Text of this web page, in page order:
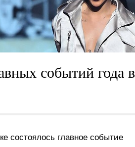
событий года в
состоялось главное событие